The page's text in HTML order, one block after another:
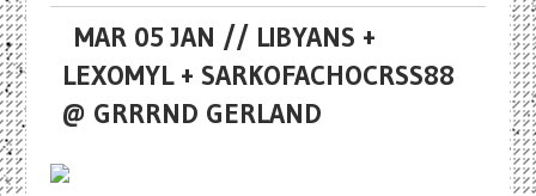
MAR 05 JAN // LIBYANS +
LEXOMYL + SARKOFACHOCRSS88
@ GRRRND GERLAND